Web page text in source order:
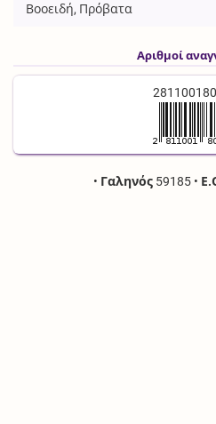
Βοοειδή, Πρόβατα
Αριθμοί
• Γαληνός59185 •